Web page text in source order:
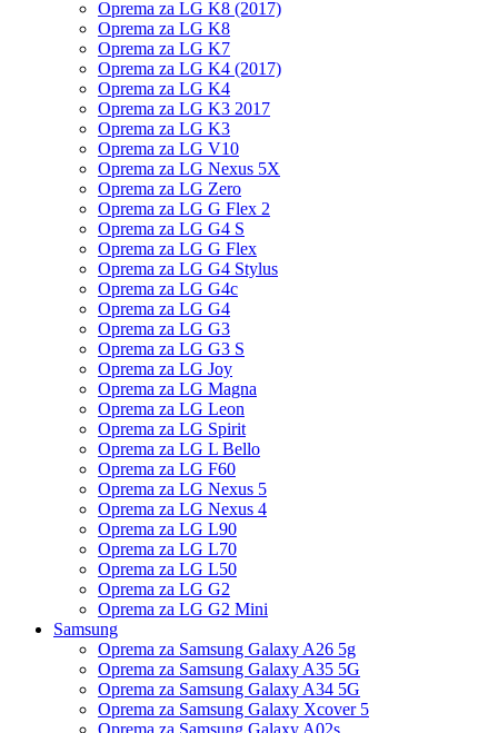
Oprema za LG K8 (2017)
Oprema za LG K8
Oprema za LG K7
Oprema za LG K4 (2017)
Oprema za LG K4
Oprema za LG K3 2017
Oprema za LG K3
Oprema za LG V10
Oprema za LG Nexus 5X
Oprema za LG Zero
Oprema za LG G Flex 2
Oprema za LG G4 S
Oprema za LG G Flex
Oprema za LG G4 Stylus
Oprema za LG G4c
Oprema za LG G4
Oprema za LG G3
Oprema za LG G3 S
Oprema za LG Joy
Oprema za LG Magna
Oprema za LG Leon
Oprema za LG Spirit
Oprema za LG L Bello
Oprema za LG F60
Oprema za LG Nexus 5
Oprema za LG Nexus 4
Oprema za LG L90
Oprema za LG L70
Oprema za LG L50
Oprema za LG G2
Oprema za LG G2 Mini
Samsung
Oprema za Samsung Galaxy A26 5g
Oprema za Samsung Galaxy A35 5G
Oprema za Samsung Galaxy A34 5G
Oprema za Samsung Galaxy Xcover 5
Oprema za Samsung Galaxy A02s